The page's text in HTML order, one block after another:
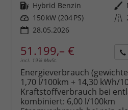
Kraftstoff Hybrid Benzin Außenfarbe
Leistung 150 kW (204 PS) Kilometerstand
28.05.2026
51.199,– €
incl. 19% MwSt.
Energieverbrauch
1,70 l/100km + 14,30 kWh/
Kraftstoffverbrauch bei
kombiniert: 6,00 l/100km